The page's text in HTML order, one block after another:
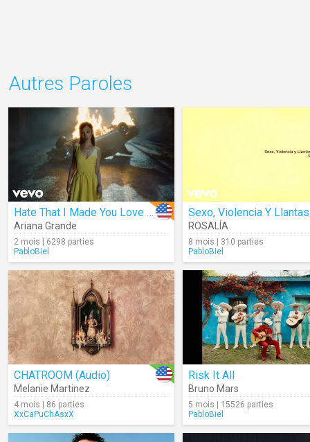
Autres Paroles
Hate That I Made You Love Me
Ariana Grande
2 mois | 6298 parties
PabloBiel
ROSALÍA
8 mois | 310 parties
PabloBiel
CHATROOM (Audio)
Melanie Martinez
4 mois | 86 parties
XxCaPuChAsxX
Risk It All
Bruno Mars
5 mois | 15526 parties
PabloBiel